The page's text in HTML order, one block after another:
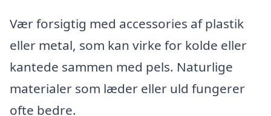
Vær forsigtig med accessories af plastik
eller metal, som kan virke for kolde eller
kantede sammen med pels. Naturlige
materialer som læder eller uld fungerer
ofte bedre.